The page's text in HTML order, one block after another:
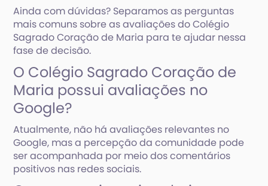
Ainda com dúvidas? Separamos as perguntas
mais comuns sobre as avaliações do Colégio
Sagrado Coração de Maria para te ajudar nessa
fase de decisão.
O Colégio Sagrado Coração de
Maria possui avaliações no
Google?
Atualmente, não há avaliações relevantes no
Google, mas a percepção da comunidade pode
ser acompanhada por meio dos comentários
positivos nas redes sociais.